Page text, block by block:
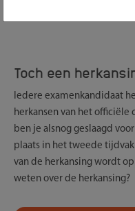
Een overzicht van de
Toch een
Iedere examenkandidaat
herkansen van het officiële
ben je alsnog geslaagd
plaats in het tweede
van de herkansing wordt
weten over de herkansing?